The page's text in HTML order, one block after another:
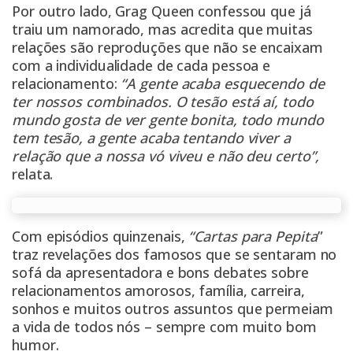
Por outro lado, Grag Queen confessou que já
traiu um namorado, mas acredita que muitas
relações são reproduções que não se encaixam
com a individualidade de cada pessoa e
relacionamento: “A gente acaba esquecendo de
ter nossos combinados. O tesão está aí, todo
mundo gosta de ver gente bonita, todo mundo
tem tesão, a gente acaba tentando viver a
relação que a nossa vó viveu e não deu certo”,
relata.
Com episódios quinzenais, “Cartas para Pepita”
traz revelações dos famosos que se sentaram no
sofá da apresentadora e bons debates sobre
relacionamentos amorosos, família, carreira,
sonhos e muitos outros assuntos que permeiam
a vida de todos nós – sempre com muito bom
humor.